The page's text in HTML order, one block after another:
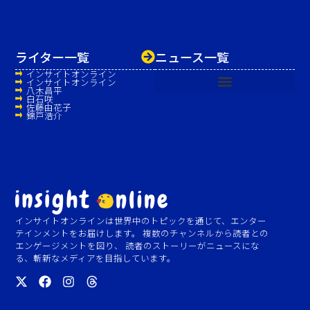
インサイトオンラインは世界中のトピックを通じて、エンター
テインメントをお届けします。 複数のチャンネルから読者との
エンゲージメントを図り、 読者のストーリーがニュースにな
る、斬新なメディアを目指しています。
ニュース一覧
ライター一覧
インサイトオンライン
インサイトオンライン
八木昌平
白石咲
佐藤由花子
錦戸浩介